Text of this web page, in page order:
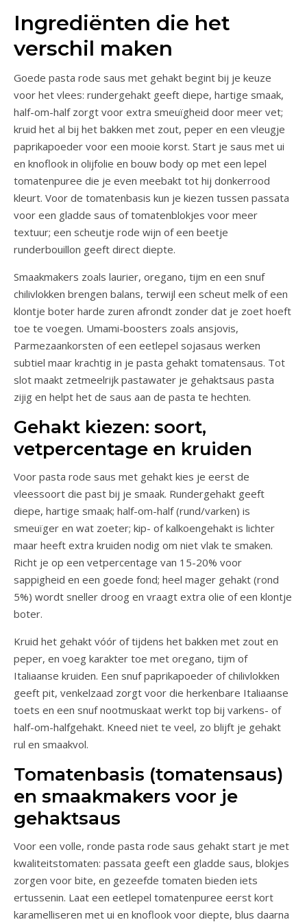
Ingrediënten die het
verschil maken
Goede pasta rode saus met gehakt begint bij je keuze
voor het vlees: rundergehakt geeft diepe, hartige smaak,
half-om-half zorgt voor extra smeuïgheid door meer vet;
kruid het al bij het bakken met zout, peper en een vleugje
paprikapoeder voor een mooie korst. Start je saus met ui
en knoflook in olijfolie en bouw body op met een lepel
tomatenpuree die je even meebakt tot hij donkerrood
kleurt. Voor de tomatenbasis kun je kiezen tussen passata
voor een gladde saus of tomatenblokjes voor meer
textuur; een scheutje rode wijn of een beetje
runderbouillon geeft direct diepte.
Smaakmakers zoals laurier, oregano, tijm en een snuf
chilivlokken brengen balans, terwijl een scheut melk of een
klontje boter harde zuren afrondt zonder dat je zoet hoeft
toe te voegen. Umami-boosters zoals ansjovis,
Parmezaankorsten of een eetlepel sojasaus werken
subtiel maar krachtig in je pasta gehakt tomatensaus. Tot
slot maakt zetmeelrijk pastawater je gehaktsaus pasta
zijig en helpt het de saus aan de pasta te hechten.
Gehakt kiezen: soort,
vetpercentage en kruiden
Voor pasta rode saus met gehakt kies je eerst de
vleessoort die past bij je smaak. Rundergehakt geeft
diepe, hartige smaak; half-om-half (rund/varken) is
smeuïger en wat zoeter; kip- of kalkoengehakt is lichter
maar heeft extra kruiden nodig om niet vlak te smaken.
Richt je op een vetpercentage van 15-20% voor
sappigheid en een goede fond; heel mager gehakt (rond
5%) wordt sneller droog en vraagt extra olie of een klontje
boter.
Kruid het gehakt vóór of tijdens het bakken met zout en
peper, en voeg karakter toe met oregano, tijm of
Italiaanse kruiden. Een snuf paprikapoeder of chilivlokken
geeft pit, venkelzaad zorgt voor die herkenbare Italiaanse
toets en een snuf nootmuskaat werkt top bij varkens- of
half-om-halfgehakt. Kneed niet te veel, zo blijft je gehakt
rul en smaakvol.
Tomatenbasis (tomatensaus)
en smaakmakers voor je
gehaktsaus
Voor een volle, ronde pasta rode saus gehakt start je met
kwaliteitstomaten: passata geeft een gladde saus, blokjes
zorgen voor bite, en gezeefde tomaten bieden iets
ertussenin. Laat een eetlepel tomatenpuree eerst kort
karamelliseren met ui en knoflook voor diepte, blus daarna